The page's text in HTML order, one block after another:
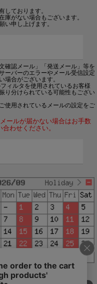
しております。
庫がない場合もございます。
い申し上げます。
確認メール」「発送メール」等を
ーバーのエラーやメール受信設定
場合がございます。
ィルタを使用されているお客様
り分けられている可能性もござい
使用されているメールの設定をご
ールが届かない場合はお手数
わせください。